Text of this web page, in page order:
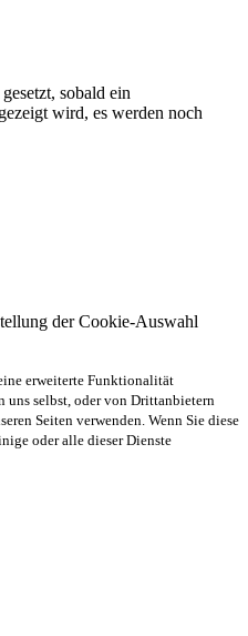
sobald ein
wird, es werden noch
der Cookie-Auswahl
erweiterte Funktionalität
selbst, oder von Drittanbietern
Seiten verwenden. Wenn Sie diese
oder alle dieser Dienste